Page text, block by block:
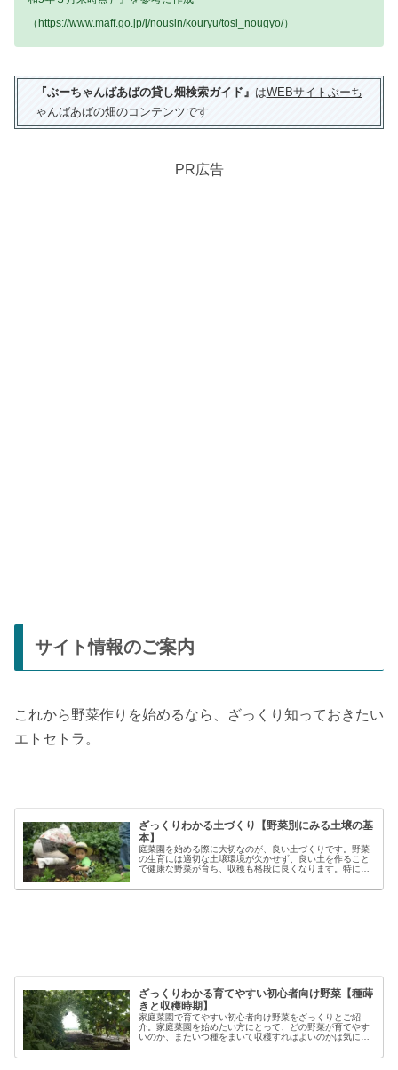
（https://www.maff.go.jp/j/nousin/kouryu/tosi_nougyo/）
『ぶーちゃんばあばの貸し畑検索ガイド』 はWEBサイトぶーち
ゃんばあばの畑のコンテンツです
PR広告
サイト情報のご案内
これから野菜作りを始めるなら、ざっくり知っておきたい
エトセトラ。
ざっくりわかる土づくり【野菜別にみる土壌の基
本】
庭菜園を始める際に大切なのが、良い土づくりです。野菜
の生育には適切な土壌環境が欠かせず、良い土を作ること
で健康な野菜が育ち、収穫も格段に良くなります。特に初
家庭菜園で失敗しないコツと言える...
ざっくりわかる育てやすい初心者向け野菜【種蒔
きと収穫時期】
家庭菜園で育てやすい初心者向け野菜をざっくりとご紹
介。家庭菜園を始めたい方にとって、どの野菜が育てやす
いのか、またいつ種をまいて収穫すればよいのかは気にな
類でも「早生」「中生」「晩生」など...